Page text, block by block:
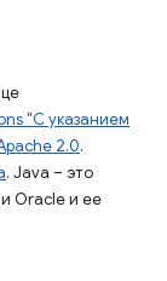
"С указанием
2.0.
. Java – это
Oracle и ее